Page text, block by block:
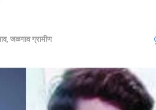
, जळगाव ग्रामीण